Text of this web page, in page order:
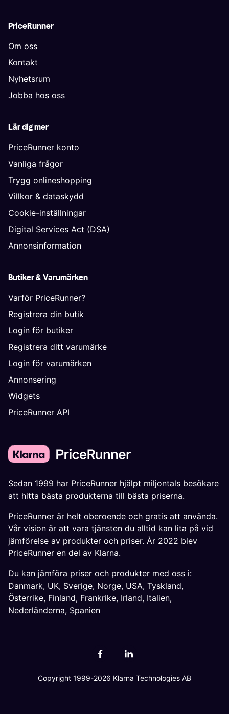
PriceRunner
Om oss
Kontakt
Nyhetsrum
Jobba hos oss
Lär dig mer
PriceRunner konto
Vanliga frågor
Trygg onlineshopping
Villkor & dataskydd
Cookie-inställningar
Digital Services Act (DSA)
Annonsinformation
Butiker & Varumärken
Varför PriceRunner?
Registrera din butik
Login för butiker
Registrera ditt varumärke
Login för varumärken
Annonsering
Widgets
PriceRunner API
Sedan 1999 har PriceRunner hjälpt miljontals besökare
att hitta bästa produkterna till bästa priserna.
PriceRunner är helt oberoende och gratis att använda.
Vår vision är att vara tjänsten du alltid kan lita på vid
jämförelse av produkter och priser. År 2022 blev
PriceRunner en del av Klarna.
Du kan jämföra priser och produkter med oss i:
Danmark, UK, Sverige, Norge, USA, Tyskland,
Österrike, Finland, Frankrike, Irland, Italien,
Nederländerna, Spanien
Copyright 1999-2026 Klarna Technologies AB